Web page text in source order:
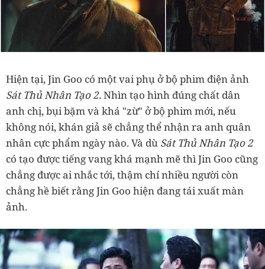
Hiện tại, Jin Goo có một vai phụ ở bộ phim điện ảnh
Sát Thủ Nhân Tạo 2.Nhìn tạo hình đúng chất dân
anh chị, bụi bặm và khá "zừ" ở bộ phim mới, nếu
không nói, khán giả sẽ chẳng thể nhận ra anh quân
nhân cực phẩm ngày nào. Và dù Sát Thủ Nhân Tạo 2
có tạo được tiếng vang khá mạnh mẽ thì Jin Goo cũng
chẳng được ai nhắc tới, thậm chí nhiều người còn
chẳng hề biết rằng Jin Goo hiện đang tái xuất màn
ảnh.